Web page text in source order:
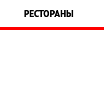
РЕСТОРАНЫ